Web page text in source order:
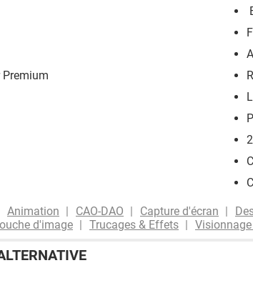
Premium
Animation CAO-DAO Capture d'écran
d'image Trucages & Effets